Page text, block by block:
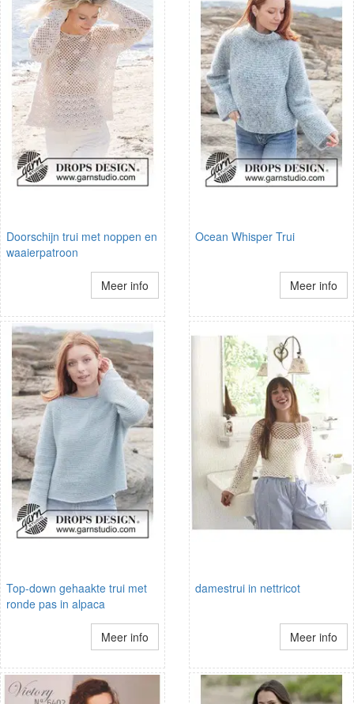
Doorschijn trui met noppen en
waaierpatroon
Meer info
Ocean Whisper Trui
Meer info
Top-down gehaakte trui met
ronde pas in alpaca
Meer info
damestrui in nettricot
Meer info